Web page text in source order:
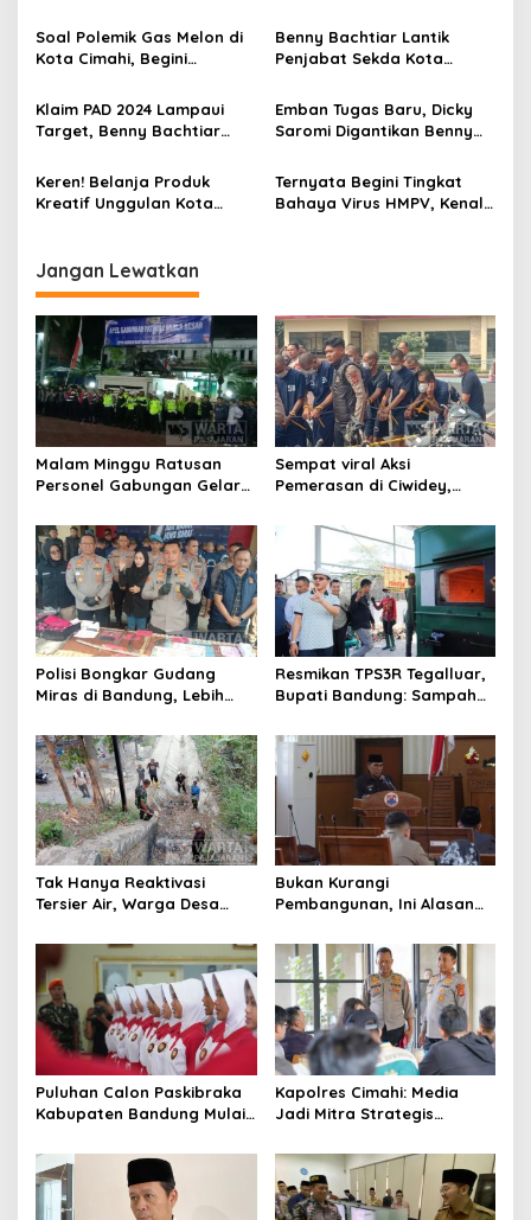
o
Rumah Sakit
Indonesia?
Soal Polemik Gas Melon di
Kota Cimahi, Begini
Benny Bachtiar Lantik
Penjabat Sekda Kota
Raharja
Klaim PAD 2024 Lampaui
Target, Benny Bachtiar
Menantang
Emban Tugas Baru, Dicky
Saromi Digantikan Benny
Kota Cimahi
Keren! Belanja Produk
Kreatif Unggulan Kota
Ternyata Begini Tingkat
Bahaya Virus HMPV, Kenali
Jangan Lewatkan
Malam Minggu Ratusan
Personel Gabungan Gelar
Besar Kabupaten Bandung
Sempat viral Aksi
Pemerasan di Ciwidey,
Pelaku
Polisi Bongkar Gudang
Miras di Bandung, Lebih
Resmikan TPS3R Tegalluar,
Bupati Bandung: Sampah
Pemerintah
Tak Hanya Reaktivasi
Tersier Air, Warga Desa
Alternatif di Padalarang
Bukan Kurangi
Pembangunan, Ini Alasan
Pengurangan Belanja
Daerah
Puluhan Calon Paskibraka
Kabupaten Bandung Mulai
Kapolres Cimahi: Media
Jadi Mitra Strategis
Publik